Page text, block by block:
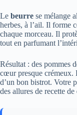
Le beurre se mélange
herbes, à l’ail. Il forme
chaque morceau. Il
tout en parfumant
Résultat : des pommes
cœur presque crémeux.
d’un bon bistrot. Votre
des allures de recette de